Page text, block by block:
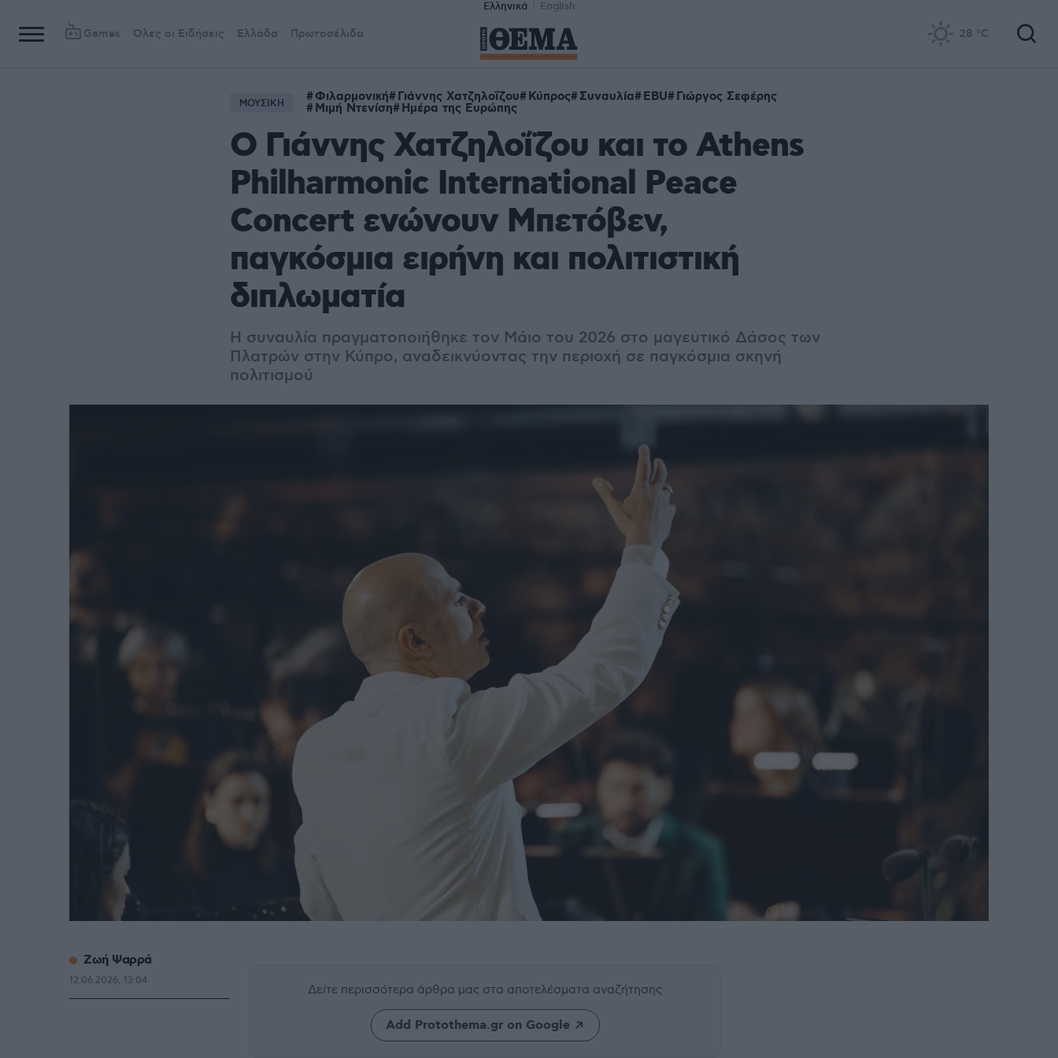
Ελληνικά English
Games Όλες οι Ειδήσεις Ελλάδα Πρωτοσέλιδα 28 °C
ΜΟΥΣΙΚΗ Φιλαρμονική Γιάννης Χατζηλοΐζου Κύπρος Συναυλία EBU Γιώργος Σεφέρης
Μιμή Ντενίση Ημέρα της Ευρώπης
Ο Γιάννης Χατζηλοΐζου και το Athens
Philharmonic International Peace
Concert ενώνουν Μπετόβεν,
παγκόσμια ειρήνη και πολιτιστική
διπλωματία
Η συναυλία πραγματοποιήθηκε τον Μάιο του 2026 στο μαγευτικό Δάσος των
Πλατρών στην Κύπρο, αναδεικνύοντας την περιοχή σε παγκόσμια σκηνή
πολιτισμού
Δείτε περισσότερα άρθρα μας στα αποτελέσματα αναζήτησης
Add Protothema.gr on Google
Ζωή Ψαρρά
12.06.2026, 13:04